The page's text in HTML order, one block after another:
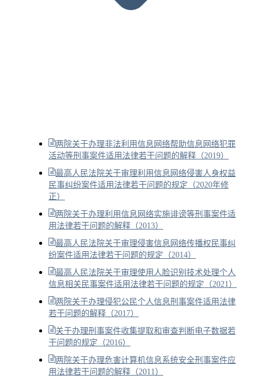
两院关于办理非法利用信息网络帮助信息网络犯罪
活动等刑事案件适用法律若干问题的解释（2019）
最高人民法院关于审理利用信息网络侵害人身权益
民事纠纷案件适用法律若干问题的规定（2020年修
正）
两院关于办理利用信息网络实施诽谤等刑事案件适
用法律若干问题的解释（2013）
最高人民法院关于审理侵害信息网络传播权民事纠
纷案件适用法律若干问题的规定（2014）
最高人民法院关于审理使用人脸识别技术处理个人
信息相关民事案件适用法律若干问题的规定（2021）
两院关于办理侵犯公民个人信息刑事案件适用法律
若干问题的解释（2017）
关于办理刑事案件收集提取和审查判断电子数据若
干问题的规定（2016）
两院关于办理危害计算机信息系统安全刑事案件应
用法律若干问题的解释（2011）